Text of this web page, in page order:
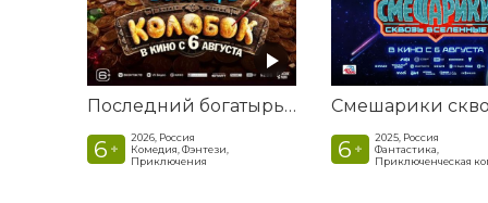
Последний богатырь. Колобок
6 +
2026, Россия
Комедия, Фэнтези,
Приключения
6 +
2025, Россия
Фантастика,
Приключенческая